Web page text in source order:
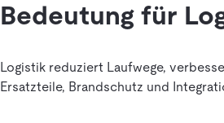
Bedeutung für
Logistik reduziert Laufwege,
Ersatzteile, Brandschutz und